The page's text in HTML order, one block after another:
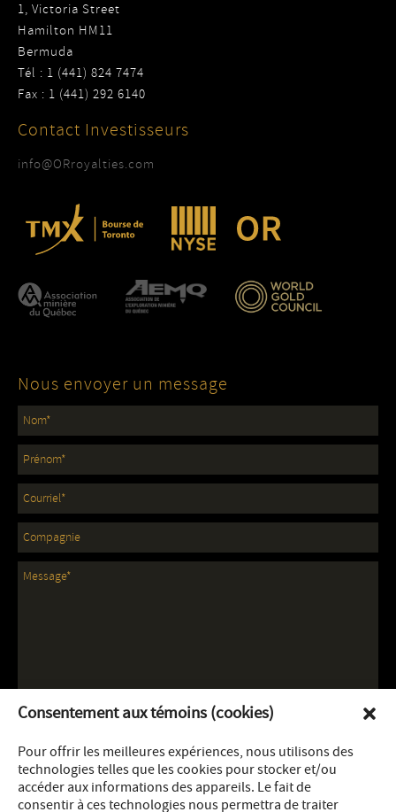
Consentement aux témoins (cookies)
Pour offrir les meilleures expériences, nous utilisons des
technologies telles que les cookies pour stocker et/ou
accéder aux informations des appareils. Le fait de
consentir à ces technologies nous permettra de traiter
1, Victoria Street
Hamilton HM11
Bermuda
Tél : 1 (441) 824 7474
Fax : 1 (441) 292 6140
Contact Investisseurs
info@ORroyalties.com
Nous envoyer un message